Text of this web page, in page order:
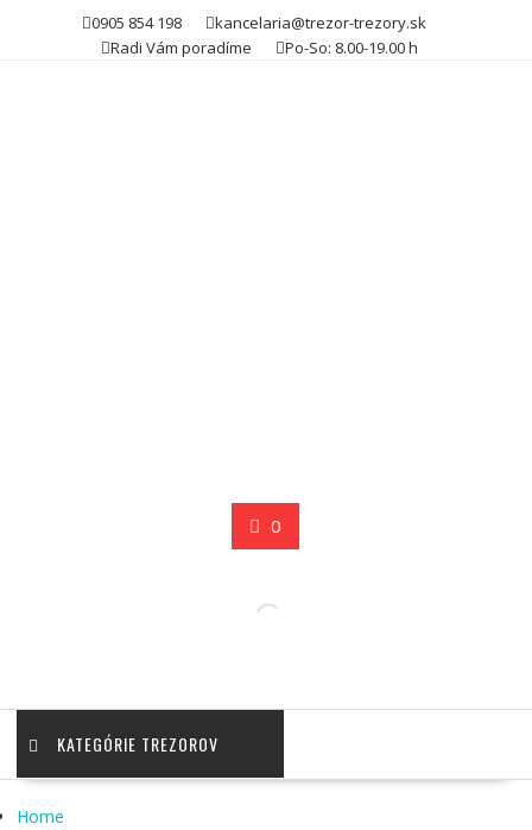
0905 854 198
kancelaria@trezor-trezory.sk
Radi Vám poradíme
Po-So: 8.00-19.00 h
0
KATEGÓRIE TREZOROV
Home